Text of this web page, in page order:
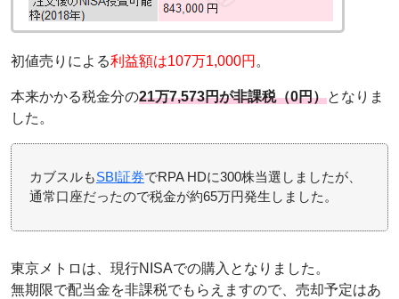
初値売りによる利益額は107万1,000円 。
本来かかる税金分の21万7,573円が非課税（0円）となりま
した。
カブスルもSBI証券でRPA HDに300株当選しましたが、
通常口座だったので税金が約65万円発生しました。
東京メトロは、現行NISAでの購入となりました。
無期限で配当金を非課税でもらえますので、売却予定はあ